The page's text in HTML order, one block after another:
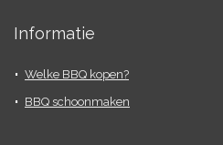
Informatie
Welke BBQ kopen?
BBQ schoonmaken